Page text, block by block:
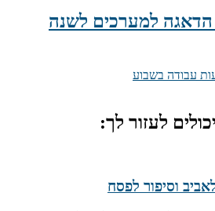
הדאגה למערכים לשנה
לעזור לך:
וסיפור לפסח